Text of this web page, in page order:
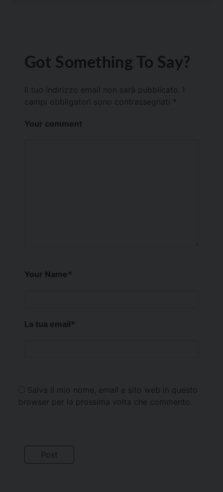
Got Something To Say?
Il tuo indirizzo email non sarà pubblicato.
campi obbligatori sono contrassegnati *
Your comment
Your Name*
La tua email*
Salva il mio nome, email e sito web in questo
browser per la prossima volta che commento.